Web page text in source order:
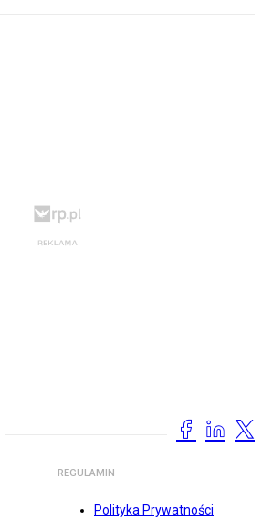
REGULAMIN
Polityka Prywatności